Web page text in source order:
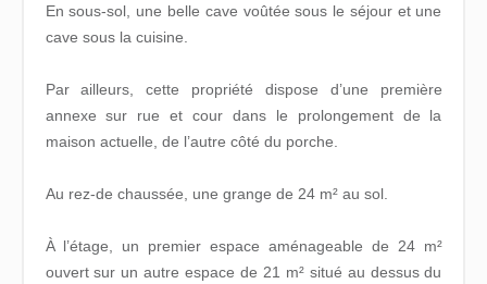
En sous-sol, une belle cave voûtée sous le séjour et une
cave sous la cuisine.
Par ailleurs, cette propriété dispose d’une première
annexe sur rue et cour dans le prolongement de la
maison actuelle, de l’autre côté du porche.
Au rez-de chaussée, une grange de 24 m² au sol.
À l’étage, un premier espace aménageable de 24 m²
ouvert sur un autre espace de 21 m² situé au dessus du